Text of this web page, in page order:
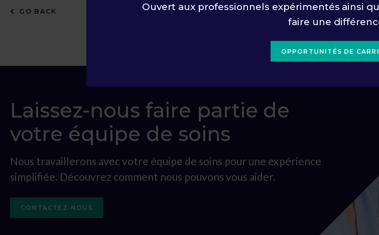
GO BACK
Laissez-nous faire partie de
votre équipe de soins
Nous travaillerons avec votre équipe de soins pour une expérience
simplifiée. Découvrez comment nous pouvons vous aider.
CONTACTEZ-NOUS
Ouvert aux professionnels expérimentés ainsi
faire une
OPPORTUNITÉS DE